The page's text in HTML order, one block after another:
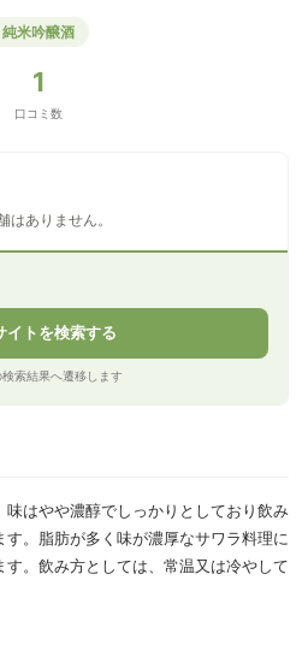
純米吟醸酒
1
口コミ数
ありません。
イトを検索する
索結果へ遷移します
はやや濃醇でしっかりとしており飲み
。脂肪が多く味が濃厚なサワラ料理に
。飲み方としては、常温又は冷やして